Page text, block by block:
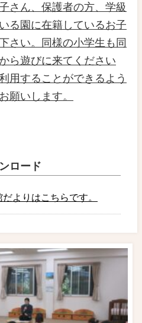
さん、保護者の方、学級
る園に在籍しているお子
さい。同様の小学生も同
ら遊びに来てください
用することができるよう
願いします。
ロード
よりはこちらです。